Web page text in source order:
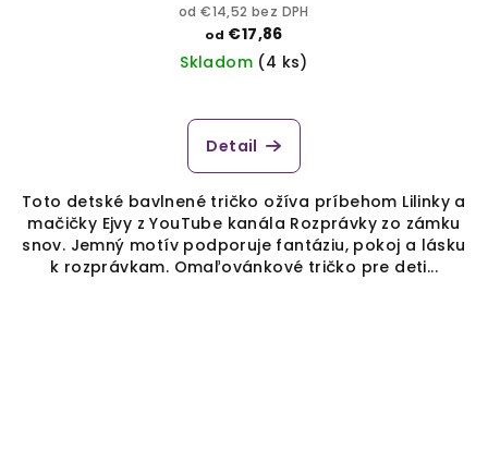
od €14,52 bez DPH
od €17,86
Skladom (4 ks)
Detail
Toto detské bavlnené tričko ožíva príbehom Lilinky a
mačičky Ejvy z YouTube kanála Rozprávky zo zámku
snov. Jemný motív podporuje fantáziu, pokoj a lásku
k rozprávkam. Omaľovánkové tričko pre deti...